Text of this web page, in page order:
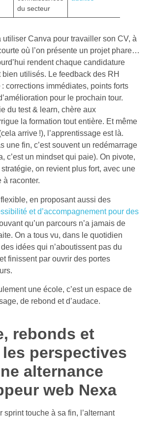
du secteur
utiliser Canva pour travailler son CV, à
où l’on présente un projet phare…
rendent chaque candidature
bien utilisés. Le feedback des RH
: corrections immédiates, points forts
pour le prochain tour.
du test & learn, chère aux
la formation tout entière. Et même
arrive !), l’apprentissage est là.
une fin, c’est souvent un redémarrage
c’est un mindset qui paie). On pivote,
on revient plus fort, avec une
à raconter.
en proposant aussi des
et d’accompagnement pour des
qu’un parcours n’a jamais de
On a tous vu, dans le quotidien
idées qui n’aboutissent pas du
finissent par ouvrir des portes
une école, c’est un espace de
de rebond et d’audace.
rebonds et
perspectives
alternance
web Nexa
sprint touche à sa fin, l’alternant